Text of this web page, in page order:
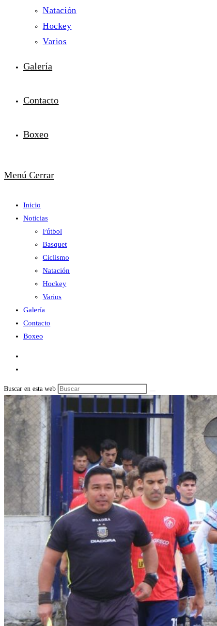
Natación
Hockey
Varios
Galería
Contacto
Boxeo
Menú Cerrar
Inicio
Noticias
Fútbol
Basquet
Ciclismo
Natación
Hockey
Varios
Galería
Contacto
Boxeo
Buscar en esta web